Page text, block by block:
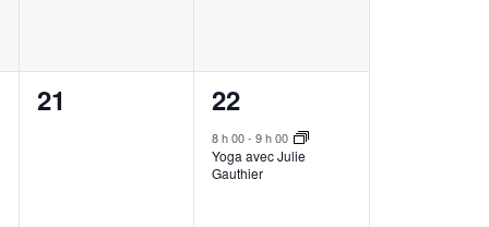
0
21
1
évènement,
22
8 h 00-9 h 00
Yoga avec Julie
Gauthier